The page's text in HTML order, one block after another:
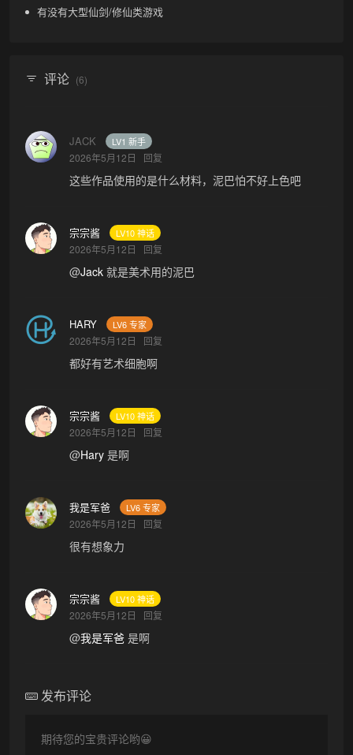
有没有大型仙剑/修仙类游戏
评论 (6)
JACK LV1 新手
2026年5月12日 回复
这些作品使用的是什么材料，泥巴怕不好上色吧
宗宗酱 LV10 神话
2026年5月12日 回复
@Jack 就是美术用的泥巴
HARY LV6 专家
2026年5月12日 回复
都好有艺术细胞啊
宗宗酱 LV10 神话
2026年5月12日 回复
@Hary 是啊
我是军爸 LV6 专家
2026年5月12日 回复
很有想象力
宗宗酱 LV10 神话
2026年5月12日 回复
@我是军爸 是啊
发布评论